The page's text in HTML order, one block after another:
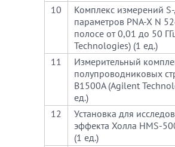
10
Комплекс измерений S-
параметров PNA-X N
полосе от 0,01 до 50
Technologies) (1 ед.)
11
Измерительный
полупроводниковых
B1500A (Agilent
ед.)
12
Установка для
эффекта Холла HMS-
(1 ед.)